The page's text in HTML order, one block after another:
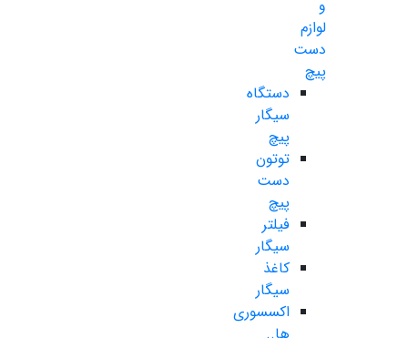
و
لوازم
دست
پیچ
دستگاه
سیگار
پیچ
توتون
دست
پیچ
فیلتر
سیگار
کاغذ
سیگار
اکسسوری